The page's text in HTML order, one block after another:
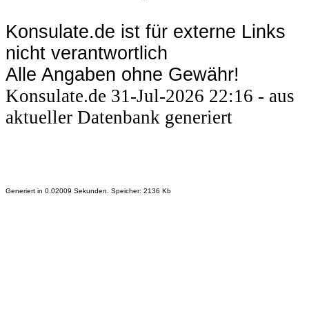
Konsulate.de ist für externe Links
nicht verantwortlich
Alle Angaben ohne Gewähr!
Konsulate.de 31-Jul-2026 22:16 - aus
aktueller Datenbank generiert
Generiert in 0.02009 Sekunden. Speicher: 2136 Kb